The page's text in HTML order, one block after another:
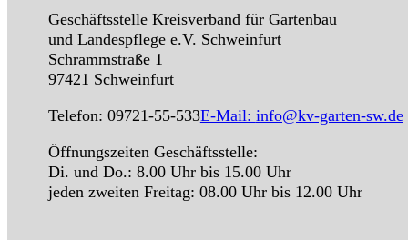
Geschäftsstelle Kreisverband für Gartenbau
und Landespflege e.V. Schweinfurt
Schrammstraße 1
97421 Schweinfurt
Telefon: 09721-55-533E-Mail: info@kv-garten-sw.de
Öffnungszeiten Geschäftsstelle:
Di. und Do.: 8.00 Uhr bis 15.00 Uhr
jeden zweiten Freitag: 08.00 Uhr bis 12.00 Uhr